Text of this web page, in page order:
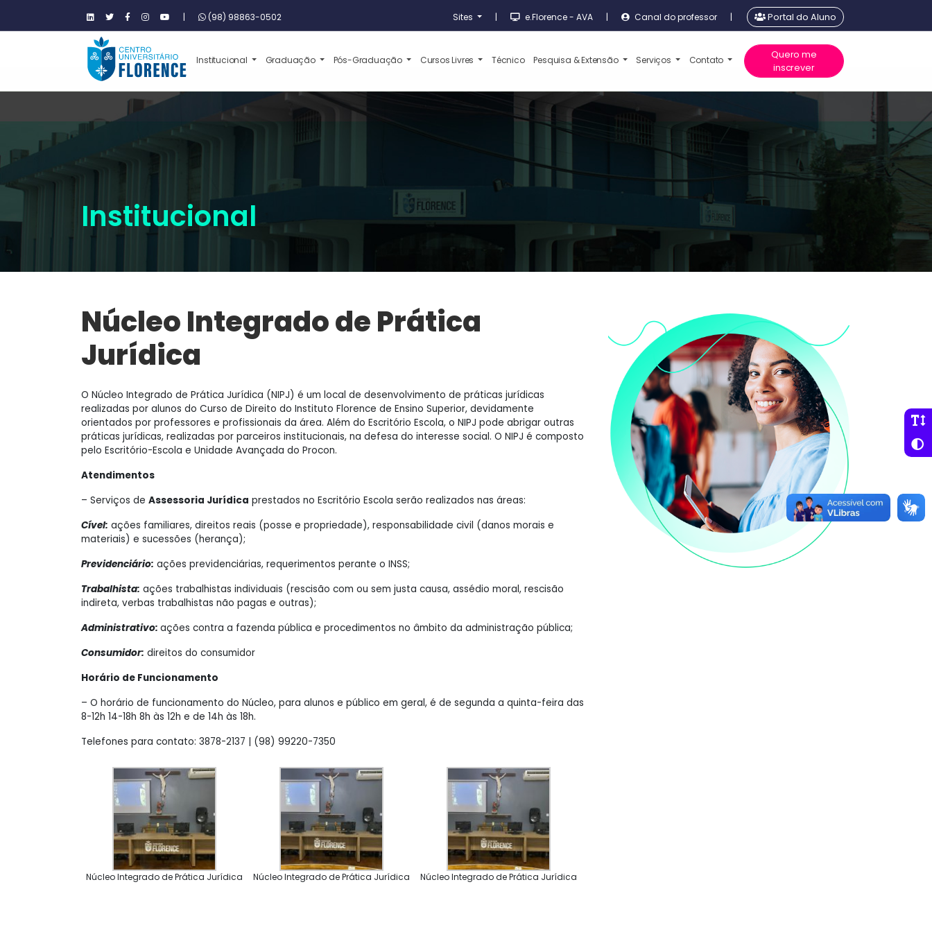
| (98) 98863-0502 Sites | e.Florence - AVA | Canal do professor | Portal do Aluno
Institucional Graduação Pós-Graduação Cursos Livres Técnico Pesquisa & Extensão Serviços Contato
Quero me
inscrever
Institucional
Núcleo Integrado de Prática
Jurídica
O Núcleo Integrado de Prática Jurídica (NIPJ) é um local de desenvolvimento de práticas jurídicas
realizadas por alunos do Curso de Direito do Instituto Florence de Ensino Superior, devidamente
orientados por professores e profissionais da área. Além do Escritório Escola, o NIPJ pode abrigar outras
práticas jurídicas, realizadas por parceiros institucionais, na defesa do interesse social. O NIPJ é composto
pelo Escritório-Escola e Unidade Avançada do Procon.
Atendimentos
– Serviços de Assessoria Jurídica prestados no Escritório Escola serão realizados nas áreas:
Cível: ações familiares, direitos reais (posse e propriedade), responsabilidade civil (danos morais e
materiais) e sucessões (herança);
Previdenciário: ações previdenciárias, requerimentos perante o INSS;
Trabalhista: ações trabalhistas individuais (rescisão com ou sem justa causa, assédio moral, rescisão
indireta, verbas trabalhistas não pagas e outras);
Administrativo: ações contra a fazenda pública e procedimentos no âmbito da administração pública;
Consumidor: direitos do consumidor
Horário de Funcionamento
– O horário de funcionamento do Núcleo, para alunos e público em geral, é de segunda a quinta-feira das
8-12h 14-18h 8h às 12h e de 14h às 18h.
Telefones para contato: 3878-2137 | (98) 99220-7350
Núcleo Integrado de Prática Jurídica Núcleo Integrado de Prática Jurídica Núcleo Integrado de Prática Jurídica